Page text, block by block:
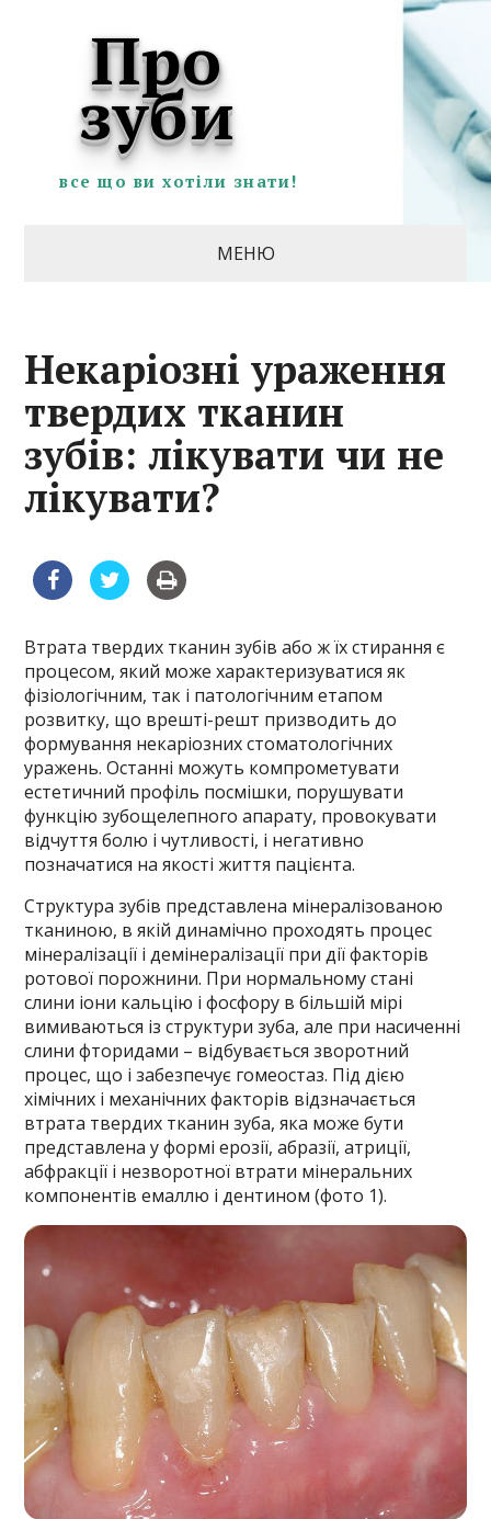
Про
зуби
все що ви хотіли знати!
МЕНЮ
Некаріозні ураження
твердих тканин
зубів: лікувати чи не
лікувати?
Втрата твердих тканин зубів або ж їх стирання є
процесом, який може характеризуватися як
фізіологічним, так і патологічним етапом
розвитку, що врешті-решт призводить до
формування некаріозних стоматологічних
уражень. Останні можуть компрометувати
естетичний профіль посмішки, порушувати
функцію зубощелепного апарату, провокувати
відчуття болю і чутливості, і негативно
позначатися на якості життя пацієнта.
Структура зубів представлена мінералізованою
тканиною, в якій динамічно проходять процес
мінералізації і демінералізації при дії факторів
ротової порожнини. При нормальному стані
слини іони кальцію і фосфору в більшій мірі
вимиваються із структури зуба, але при насиченні
слини фторидами – відбувається зворотний
процес, що і забезпечує гомеостаз. Під дією
хімічних і механічних факторів відзначається
втрата твердих тканин зуба, яка може бути
представлена у формі ерозії, абразії, атриції,
абфракції і незворотної втрати мінеральних
компонентів емаллю і дентином (фото 1).